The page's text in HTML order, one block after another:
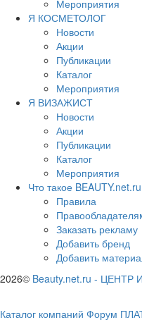
Мероприятия
Я КОСМЕТОЛОГ
Новости
Акции
Публикации
Каталог
Мероприятия
Я ВИЗАЖИСТ
Новости
Акции
Публикации
Каталог
Мероприятия
Что такое BEAUTY.net.ru
Правила
Заказать рекламу
Добавить бренд
Добавить
2026© Beauty.net.ru - ЦЕНТР
Каталог компаний Форум